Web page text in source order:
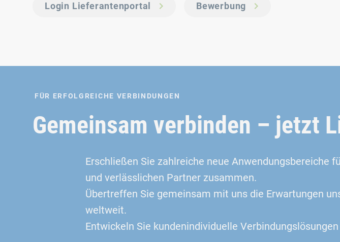
Login Lieferantenportal Bewerbung
FÜR ERFOLGREICHE VERBINDUNGEN
Gemeinsam verbinden – jetzt
Erschließen Sie zahlreiche neue
und verlässlichen Partner zusammen.
Übertreffen Sie gemeinsam mit uns die Erwartungen
weltweit.
Entwickeln Sie kundenindividuelle